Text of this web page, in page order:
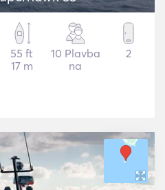
55 ft
17 m
10 Plavba
na
2